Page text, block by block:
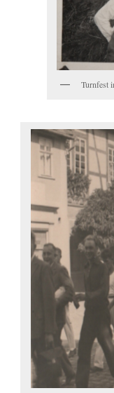
Turnfest